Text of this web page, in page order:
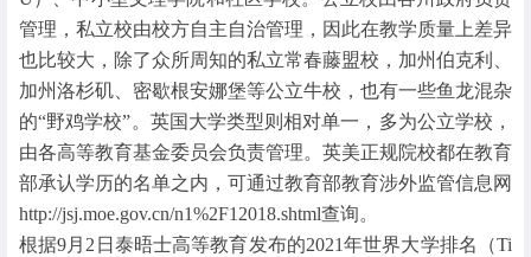
管理，私立校由校方自主自治管理，因此在教学质量上差异
也比较大，除了众所周知的私立常春藤盟校，加州伯克利、
加州洛杉矶、密歇根安娜堡等公立牛校，也有一些鱼龙混杂
的“野鸡学校”。英国大学类型则相对单一，多为公立学校，
由各高等教育基金委员会负责管理。英美正规院校都在教育
部承认学历的名单之内，可通过教育部教育涉外监管信息网
http://jsj.moe.gov.cn/n1%2F12018.shtml查询。
根据9月2日泰晤士高等教育发布的2021年世界大学排名（Ti